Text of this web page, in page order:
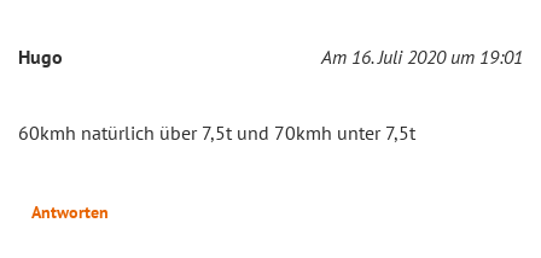
Hugo Am 16. Juli 2020 um 19:01
60kmh natürlich über 7,5t und 70kmh unter 7,5t
Antworten